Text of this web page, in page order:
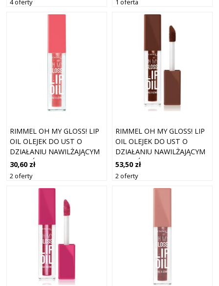
1 oferta
RIMMEL OH MY GLOSS! LIP
OIL OLEJEK DO UST O
DZIAŁANIU NAWILŻAJĄCYM
ODCIEŃ 006 SO ROSY 4.5
ML
30,60 zł
2 oferty
RIMMEL OH MY GLOSS! LIP
OIL OLEJEK DO UST O
DZIAŁANIU NAWILŻAJĄCYM
ODCIEŃ 010 CAPPUCCINO
DEEP 4.5 ML
53,50 zł
2 oferty